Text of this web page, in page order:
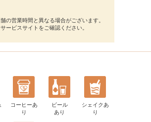
の営業時間と異なる場合がございます。
ービスサイトをご確認ください。
コーヒーあ
り
ビール
あり
シェイク あ
り